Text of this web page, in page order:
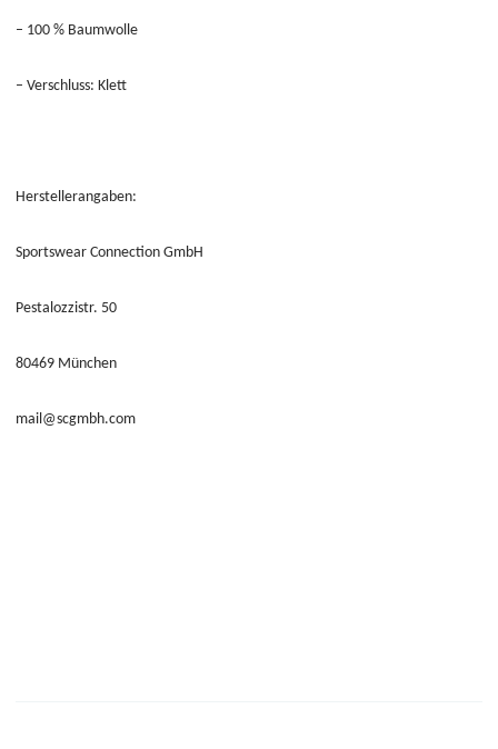
– 100 % Baumwolle
– Verschluss: Klett
Herstellerangaben:
Sportswear Connection GmbH
Pestalozzistr. 50
80469 München
mail@scgmbh.com